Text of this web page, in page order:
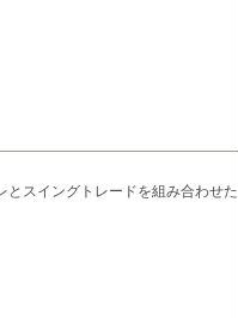
スイングトレードを組み合わせた